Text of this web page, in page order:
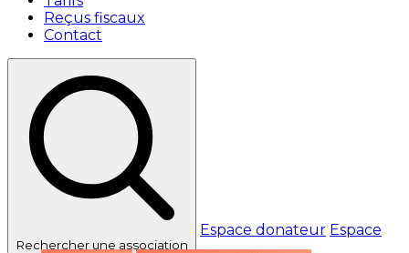
Reçus fiscaux
Contact
Rechercherune association
Espace donateur Espace